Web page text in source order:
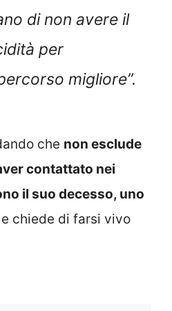
di non avere il
per
migliore”.
che non esclude
contattato nei
il suo decesso, uno
chiede di farsi vivo